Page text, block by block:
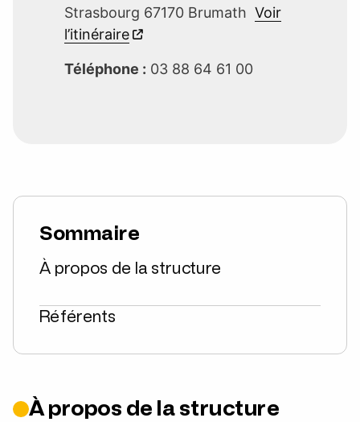
Strasbourg 67170 Brumath Voir
l’itinéraire
Téléphone : 03 88 64 61 00
Sommaire
À propos de la structure
Référents
À propos de la structure